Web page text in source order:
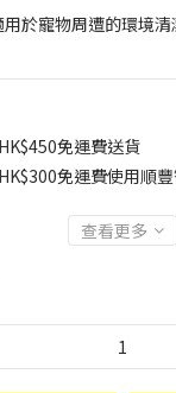
於寵物周遭的環境
免運費送貨
免運費使用順
查看更多